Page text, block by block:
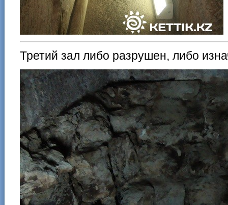
Третий зал либо разрушен, либо